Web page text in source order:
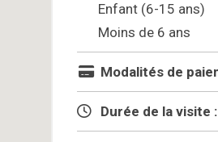
Enfant (6-15 ans)
Moins de 6 ans
Modalités de
Durée de la visite :